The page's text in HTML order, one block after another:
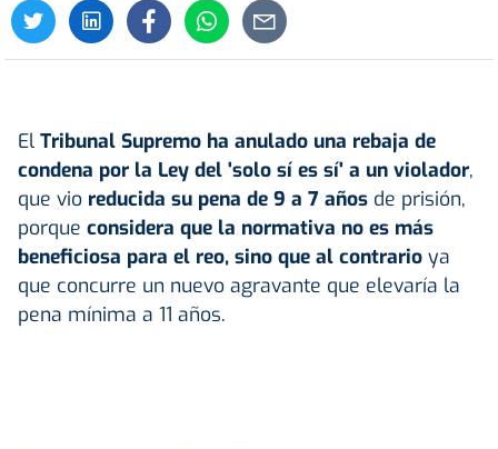
El Tribunal Supremo ha anulado una rebaja de
condena por la Ley del 'solo sí es sí' a un violador,
que vio reducida su pena de 9 a 7 años de prisión,
porque considera que la normativa no es más
beneficiosa para el reo, sino que al contrario ya
que concurre un nuevo agravante que elevaría la
pena mínima a 11 años.